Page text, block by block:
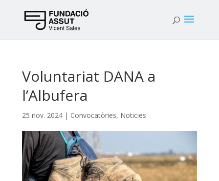
Voluntariat DANA a
l’Albufera
25 nov. 2024| Convocatòries, Noticies